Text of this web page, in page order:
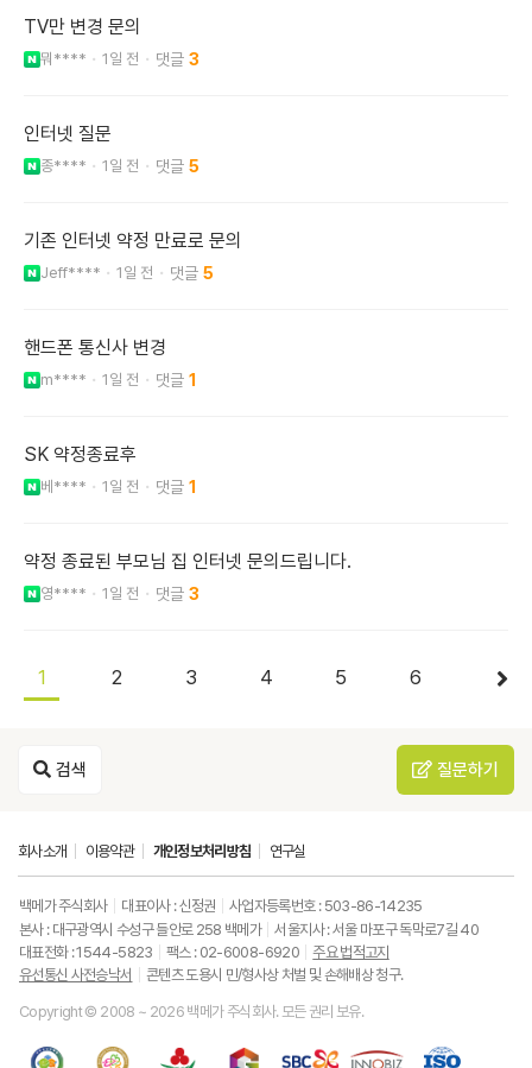
TV만 변경 문의
뭐**** 1일 전 3
인터넷 질문
종**** 1일 전 5
기존 인터넷 약정 만료로 문의
Jeff**** 1일 전 5
핸드폰 통신사 변경
m**** 1일 전 1
SK 약정종료후
베**** 1일 전 1
약정 종료된 부모님 집 인터넷 문의드립니다.
영**** 1일 전 3
1 2 3 4 5 6
검색 질문하기
회사소개 이용약관 개인정보처리방침 연구실
백메가 주식회사 대표이사 : 신정권
사업자등록번호 : 503-86-14235
본사 : 대구광역시 수성구 들안로 258 백메가
서울지사 : 서울 마포구 독막로7길 40
대표전화 : 1544-5823
팩스 : 02-6008-6920
주요 법적고지
유선통신 사전승낙서
콘텐츠 도용시 민/형사상 처벌 및 손해배상 청구.
Copyright © 2008 ~ 2026 백메가 주식회사. 모든 권리 보유.
중
중
ISO9001